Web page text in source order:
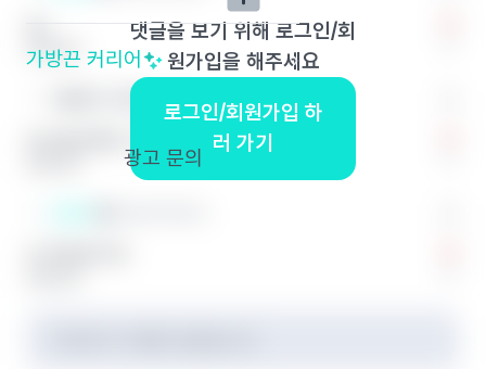
가방끈 커리어 ›
광고 문의
댓글을 보기 위해 로그인/회
원가입을 해주세요
로그인/회원가입 하
러 가기
답글 달기
충남대학교
논쓰남보세요. 굳이 다 이해할 필요 없음